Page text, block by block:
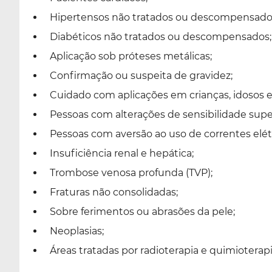
Hipertensos não tratados ou
Diabéticos não tratados ou descompensados;
Aplicação sob próteses metálicas;
Confirmação ou suspeita de gravidez;
Cuidado com aplicações em crianças, idosos
Pessoas com alterações de sensibilidade
Pessoas com aversão ao uso de correntes
Insuficiência renal e hepática;
Trombose venosa profunda (TVP);
Fraturas não consolidadas;
Sobre ferimentos ou abrasões da pele;
Neoplasias;
Áreas tratadas por radioterapia e